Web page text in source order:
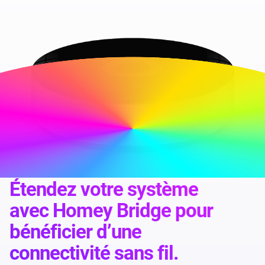
Étendez votre système
avec Homey Bridge pour
bénéficier d’une
connectivité sans fil.